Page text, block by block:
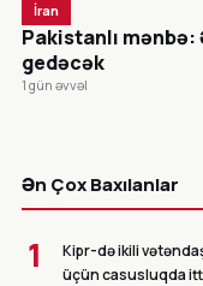
İran
Pakistanlı
gedəcək
1 gün əvvəl
Ən Çox Baxılanlar
1
Kipr-də ikili
üçün casusluqda